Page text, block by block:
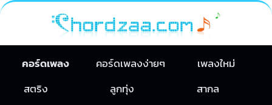
คอร์ดเพลง คอร์ดเพลงง่ายๆ
เพลงใหม่
สตริง
ลูกทุ่ง
สากล